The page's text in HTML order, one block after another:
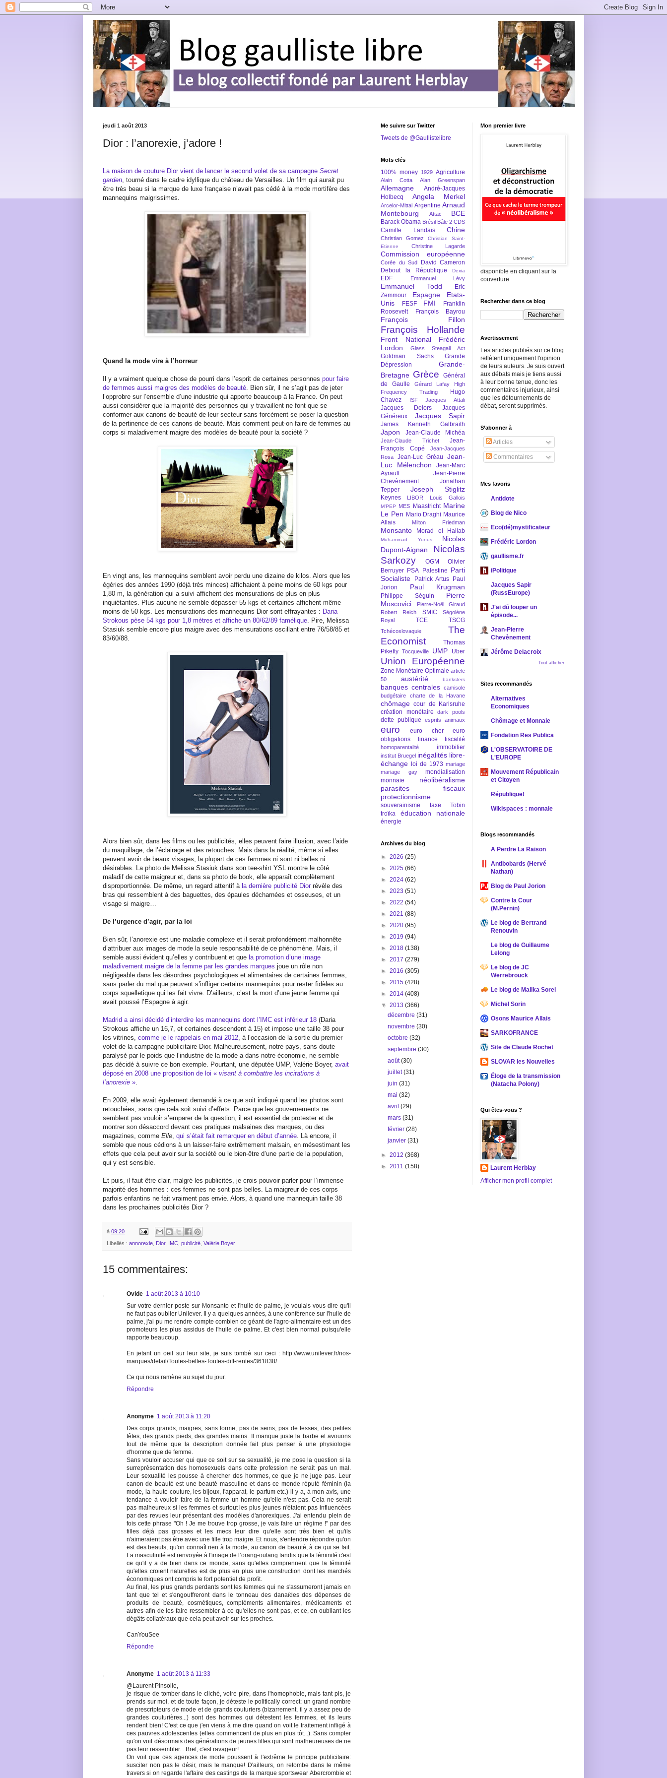
jeudi 1 août 2013
Dior : l’anorexie, j’adore !
La maison de couture Dior vient de lancer le second volet de sa campagne Secret
garden , tourné dans le cadre idyllique du château de Versailles. Un film qui aurait pu
être très beau si la marque de luxe française n’avait pas cédé à la mode mortifère des
mannequins maigrissimes.
Quand la mode vire à l’horreur
Il y a vraiment quelque chose de pourri dans l’esprit de certaines personnes pour faire
de femmes aussi maigres des modèles de beauté . Bien sûr, il ne s’agit pas de jeter
l’opprobre sur l’ensemble d’une industrie qui apporte beaucoup à la France. On peut
aussi considérer que la majorité des personnes qui y travaillent ne font que se
conformer aux canons de beauté de leur secteur sans forcément se poser la question
de la pertinence de ces canons de beauté. Mais comment peut-on faire de femmes au
corps si maladivement maigre des modèles de beauté pour la société ?
En vingt ans, les mannequins semblent avoir perdu une dizaine de kilos. Alors que les
égéries des années 1990 (déjà très minces) affichaient à peine moins de 60 kgs pour
1,80 m, la génération qui a suivi affichent des mensurations de plus en plus
inquiétantes. Plus aucune ne semble dépasser 55 kgs et certaines affichent même
moins de 50 kgs. Les mensurations des mannequins Dior sont effrayantes : Daria
Strokous pèse 54 kgs pour 1,8 mètres et affiche un 80/62/89 famélique . Pire, Melissa
Stasiuk semble encore plus maigre avec des mensurations oscillant entre 76/58/85 et
83/60/88.
Alors bien sûr, dans les films ou les publicités, elles peuvent faire illusion, avec l’aide
du maquillage, de l’éclairage et des retouches. Mais dans la réalité, même si elles
peuvent avoir de beaux visages, la plupart de ces femmes ni sont ni belles ni
désirables. La photo de Melissa Stasiuk dans son tee-shirt YSL montre le côté
maladif de cette maigreur et, dans sa photo de book, elle apparaît complètement
disproportionnée. De même, un regard attentif à la dernière publicité Dior révèle des
bras qui ressemblent à des baguettes, des épaules décharnées et osseuses, et un
visage si maigre…
De l’urgence d’agir, par la loi
Bien sûr, l’anorexie est une maladie complexe et il serait profondément malhonnête
d’attribuer aux images de mode la seule responsabilité de ce phénomène. Mais, il
semble aussi évident qu’elles y contribuent et que la promotion d’une image
maladivement maigre de la femme par les grandes marques joue un rôle non
négligeable dans les désordres psychologiques et alimentaires de certaines femmes,
sans parler du mal que peuvent s’infliger certains mannequins pour rester fidèles au
corps squelletique qui les fait vivre. D’ailleurs, c’est la mort d’une jeune femme qui
avait poussé l’Espagne à agir.
Madrid a ainsi décidé d’interdire les mannequins dont l’IMC est inférieur 18 (Daria
Strokous affiche un 16,7, et certaines descendent à 15) et impose une taille 38 pour
les vitrines, comme je le rappelais en mai 2012 , à l’occasion de la sortie du premier
volet de la campagne publicitaire Dior. Malheureusement, notre pays, sans doute
paralysé par le poids que l’industrie de la mode a dans notre économie, ne semble
pas décidé à suivre ce bon exemple. Pourtant, une députée UMP, Valérie Boyer, avait
déposé en 2008 une proposition de loi « visant à combattre les incitations à
l’anorexie »
En 2009, elle avait également demandé à ce que soit indiqué quand les photos sont
retouchées, sans que cela soit suivi d’effets. Parce que les gouvernements ne
semblent pas vouloir s’emparer de la question, il est essentiel de protester et de
montrer son désaccord devant ces pratiques malsaines des marques, ou des
magazines, comme Elle qui s’était fait remarquer en début d’année . Là encore, il
semble que nous cédions à un laisser-faire extrêmement malsain, en mésestimant les
effets que cela peut avoir sur la société ou le bien-être d’une partie de la population,
qui y est sensible.
Et puis, il faut être clair, malgré les publicités, je crois pouvoir parler pour l’immense
majorité des hommes : ces femmes ne sont pas belles. La maigreur de ces corps
parfois enfantins ne fait vraiment pas envie. Alors, à quand une mannequin taille 38
dans les prochaines publicités Dior ?
à 09:20
Libellés : annorexie Dior, IMC publicité Valérie Boyer
15 commentaires:
Ovide 1 août 2013 à 10:10
Sur votre dernier poste sur Monsanto et l'huile de palme, je voulais vous dire qu'il
ne faut pas oublier Unilever. Il y a quelques années, à une conférence sur l'huile de
palme, j'ai pu me rendre compte combien ce géant de l'agro-alimentaire est un des
promoteurs les plus assidus de l'huile de palme. Et c'est bien normal puisqu'elle
rapporte beaucoup.
En jetant un oeil sur leur site, je suis tombé sur ceci : http://www.unilever.fr/nos-
marques/detail/Toutes-belles-Toutes-diff-rentes/361838/
Ce qui nous ramène au sujet du jour.
Répondre
Anonyme 1 août 2013 à 11:20
Des corps grands, maigres, sans forme, pas de seins, pas de fesses, des petites
têtes, des grands pieds, des grandes mains. Il manque juste la barbe et avouons
tout de même que la description donnée fait plus penser à une physiologie
d'homme que de femme.
Sans vouloir accuser qui que ce soit sur sa sexualité, je me pose la question si la
surreprésentation des homosexuels dans cette profession ne serait pas un mal.
Leur sexualité les pousse à chercher des hommes, ce que je ne juge pas. Leur
canon de beauté est une beauté masculine et dans ce monde réputé féminin (la
mode, la haute-couture, les bijoux, l'apparat, le parfum etc.) il y a, à mon avis, une
tendance à vouloir faire de la femme un homme qu'elle n'est pas. Cela ne serait
pas malheureux si les femmes et surtout les plus jeunes n'étaient pas influencées
par des revues leur présentant des modèles d'anorexiques. J'ai entendu plein de
fois cette phrase "Oh ! Je me trouve trop grosse, je vais faire un régime !" par des
filles déjà pas grosses et les mecs leur dire qu'elle sont très bien et qu'ils
n'aimeraient pas être avec une fille trop maigre. Et nous, s'entendre répondre qu'on
est des beaufs, qu'on connaît rien à la mode, au canon de beauté, à ce qui se fait.
La masculinité est renvoyée à l'image de l’orang-outang tandis que la féminité c'est
ce qu'il y a de bien dans ce monde, sans qu'elles comprennent que la féminité
qu'elles croient naturelles est de plus en plus une construction dont les marchés
économiques ont compris le fort potentiel de profit.
Au final, les plus grands perdants sont les femmes qui ne s'assumeront jamais en
tant que tel et s'engouffreront dans le tonneau des danaïdes des dépenses de
produits de beauté, cosmétiques, compléments alimentaires, médicaments et
autres afin de les faire ressembler à ce qu'elles ne sont pas, et ce, en oubliant les
dégâts collatéraux que cela peut avoir sur les proches.
CanYouSee
Répondre
Anonyme 1 août 2013 à 11:33
@Laurent Pinsolle,
je risque de tomber dans le cliché, voire pire, dans l'homophobie, mais tant pis, je
prends sur moi, et de toute façon, je déteste le politically correct: un grand nombre
de prescripteurs de mode et de grands couturiers (bizarrement, il y a assez peu de
grandes couturières...) sont des hommes qui détestent les femmes, et ils leurs
rendent bien! C'est ce que j'en viens à me dire quand on voit le traitement infligé à
ces pauvres adolescentes (elles commencent de plus en plus tôt...). Sans compter
qu'on voit désormais des générations de jeunes filles qui sont malheureuses de ne
pas leur ressembler... Bref, c'est ravageur!
On voit que ces agences de mode poussent à l'extrême le principe publicitaire:
susciter non pas le désir, mais le manque! D'ailleurs, on retombe dans le même
travers si on regarde l'affaire des castings de la marque sportswear Abercrombie et
Me suivre sur Twitter
Tweets de @Gaullistelibre
Mots clés
100% money 1929 Agriculture
Alain Cotta Alan Greenspan
Allemagne
André-Jacques
Holbecq
Angela Merkel
Arcelor-Mittal Argentine Arnaud
Montebourg
Attac BCE
Barack Obama Brésil Bâle 2 CDS
Camille Landais Chine
Christian Gomez
Christian Saint-
Etienne
Christine Lagarde
Commission européenne
Corée du Sud
David Cameron
Debout la République
Dexia
EDF Emmanuel Lévy
Emmanuel Todd
Eric
Zemmour
Espagne
Etats-
Unis
FESF FMI
Franklin
Roosevelt
François Bayrou
François Fillon
François Hollande
Front National
Frédéric
Lordon
Glass Steagall Act
Goldman Sachs
Grande
Dépression
Grande-
Bretagne Grèce
Général
de Gaulle
Gérard Lafay
High
Frequency Trading
Hugo
Chavez
ISF Jacques Attali
Jacques Delors
Jacques
Généreux
Jacques Sapir
James Kenneth Galbraith
Japon Jean-Claude Michéa
Jean-Claude Trichet
Jean-
François Copé
Jean-Jacques
Rosa
Jean-Luc Gréau
Jean-
Luc Mélenchon
Jean-Marc
Ayrault
Jean-Pierre
Chevènement
Jonathan
Tepper
Joseph Stiglitz
Keynes LIBOR Louis Gallois
M'PEP MES Maastricht Marine
Le Pen Mario Draghi Maurice
Allais
Milton Friedman
Monsanto Morad el Hallab
Muhammad Yunus
Nicolas
Dupont-Aignan
Nicolas
Sarkozy
OGM
Olivier
Berruyer PSA Palestine Parti
Socialiste
Patrick Artus
Paul
Jorion
Paul Krugman
Philippe Séguin
Pierre
Moscovici
Pierre-Noël Giraud
Robert Reich
SMIC
Ségolène
Royal
TCE TSCG
Tchécoslovaquie
The
Economist
Thomas
Piketty Tocqueville UMP Uber
Union Européenne
Zone Monétaire Optimale article
50
austérité banksters
banques centrales camisole
budgétaire
charte de la Havane
chômage cour de Karlsruhe
création monétaire
dark pools
dette publique esprits animaux
euro euro cher
euro
obligations
finance fiscalité
homoparentalité immobilier
institut Bruegel inégalités libre-
échange
loi de 1973 mariage
mariage gay
mondialisation
monnaie
néolibéralisme
parasites fiscaux
protectionnisme
souverainisme
taxe Tobin
troïka
éducation nationale
énergie
Archives du blog
► 2026 (25)
► 2025 (66)
► 2024 (62)
► 2023 (51)
► 2022 (54)
► 2021 (88)
► 2020 (95)
► 2019 (94)
► 2018 (138)
► 2017 (279)
► 2016 (305)
► 2015 (428)
► 2014 (408)
▼ 2013 (366)
décembre(31)
novembre(30)
octobre(32)
septembre(30)
août(30)
juillet(31)
juin(31)
mai(32)
avril(29)
mars(31)
février(28)
janvier(31)
► 2012 (368)
► 2011 (158)
Mon premier livre
disponible en cliquant sur la
couverture
Rechercher dans ce blog
Avertissement
Les articles publiés sur ce blog
reflètent uniquement l'opinion
de leurs auteurs. Je suis ouvert
aux débats mais je tiens aussi
à leur bonne tenue, donc les
commentaires injurieux, ainsi
que les détournements de
débat, seront supprimés.
S’abonner à
Articles
Commentaires
Mes favoris
Antidote
Blog de Nico
Eco(dé)mystificateur
Frédéric Lordon
gaullisme.fr
iPolitique
Jacques Sapir
(RussEurope)
J'ai dû louper un
épisode...
Jean-Pierre
Chevènement
Jérôme Delacroix
Tout afficher
Sites recommandés
Alternatives
Economiques
Chômage et Monnaie
Fondation Res Publica
L'OBSERVATOIRE DE
L'EUROPE
Mouvement Républicain
et Citoyen
République!
Wikispaces : monnaie
Blogs recommandés
A Perdre La Raison
Antibobards (Hervé
Nathan)
Blog de Paul Jorion
Contre la Cour
(M.Pernin)
Le blog de Bertrand
Renouvin
Le blog de Guillaume
Lelong
Le blog de JC
Werrebrouck
Le blog de Malika Sorel
Michel Sorin
Osons Maurice Allais
SARKOFRANCE
Site de Claude Rochet
SLOVAR les Nouvelles
Éloge de la transmission
(Natacha Polony)
Qui êtes-vous ?
Laurent Herblay
Afficher mon profil complet